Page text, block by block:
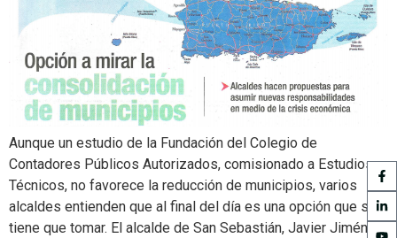
Aunque un estudio de la Fundación del Colegio de
Contadores Públicos Autorizados, comisionado a Estudios
Técnicos, no favorece la reducción de municipios, varios
alcaldes entienden que al final del día es una opción que se
tiene que tomar. El alcalde de San Sebastián, Javier Jiménez